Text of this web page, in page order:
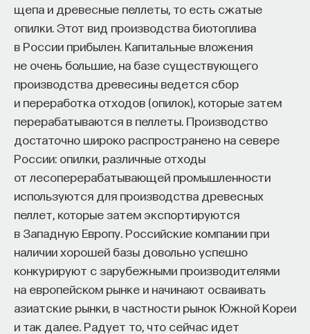
щепа и древесные пеллеты, то есть сжатые
опилки. Этот вид производства биотоплива
в России прибылен. Капитальные вложения
не очень большие, на базе существующего
производства древесины ведется сбор
и переработка отходов (опилок), которые затем
перерабатываются в пеллеты. Производство
достаточно широко распространено на севере
России: опилки, различные отходы
от лесоперерабатывающей промышленности
используются для производства древесных
пеллет, которые затем экспортируются
в Западную Европу. Российские компании при
наличии хорошей базы довольно успешно
конкурируют с зарубежными производителями
на европейском рынке и начинают осваивать
азиатские рынки, в частности рынок Южной Кореи
и так далее. Радует то, что сейчас идет
тогда все только начинается. Дальше человек
адаптируется и еще много лет пользуется тем,
что получил в университете. Если задуматься, как
долго он опирается на свое первое образование,
речь идет не о нескольких годах,
а о десятилетиях».
У университета четыре цели
«Мы выделили четыре идеологии образования.
Первая — развитие и трансляция
дисциплинарного знания, где в центре находится
само знание, а не человек и не рынок труда.
Вторая — формирование определенного типа
человека, например человека, способного
к сложному мышлению. Третья — развитие
общества, вклад в то, каким оно будет.
И четвертая — социальная эффективность,